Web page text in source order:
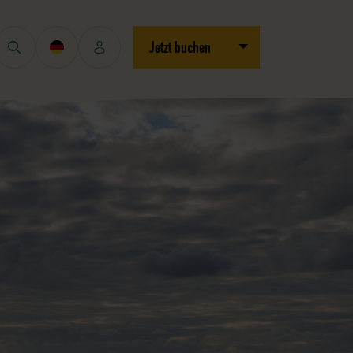
Jetzt buchen Dropdown öffnen/